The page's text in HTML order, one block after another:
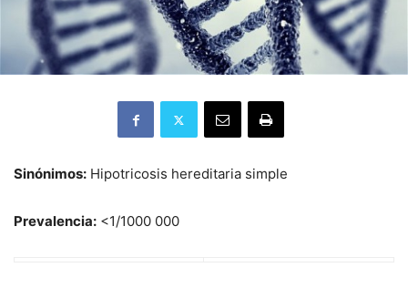
Sinónimos: Hipotricosis hereditaria simple
Prevalencia: <1/1000 000